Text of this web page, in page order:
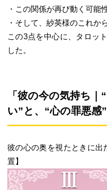
・この関係が再び動く可能
・そして、紗英様のこれか
この3点を中心に、タロッ
した。
「彼の今の気持ち
い”と、“心の罪悪感
彼の心の奥を視たときに出
置】